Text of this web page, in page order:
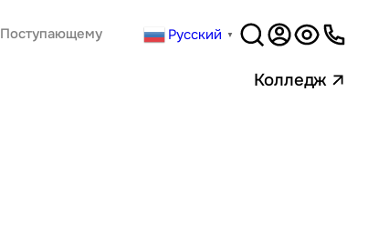
Поступающему Русский ▼
Версия
для
Колледж